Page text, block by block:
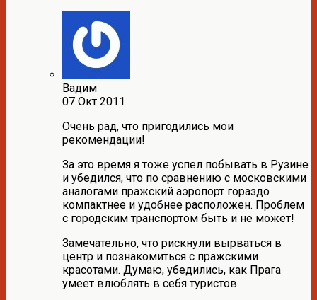
Вадим
07 Окт 2011
Очень рад, что пригодились мои
рекомендации!
За это время я тоже успел побывать в Рузине
и убедился, что по сравнению с московскими
аналогами пражский аэропорт гораздо
компактнее и удобнее расположен. Проблем
с городским транспортом быть и не может!
Замечательно, что рискнули вырваться в
центр и познакомиться с пражскими
красотами. Думаю, убедились, как Прага
умеет влюблять в себя туристов.